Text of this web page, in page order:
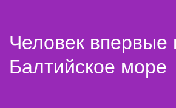
Человек впервые
Балтийское море